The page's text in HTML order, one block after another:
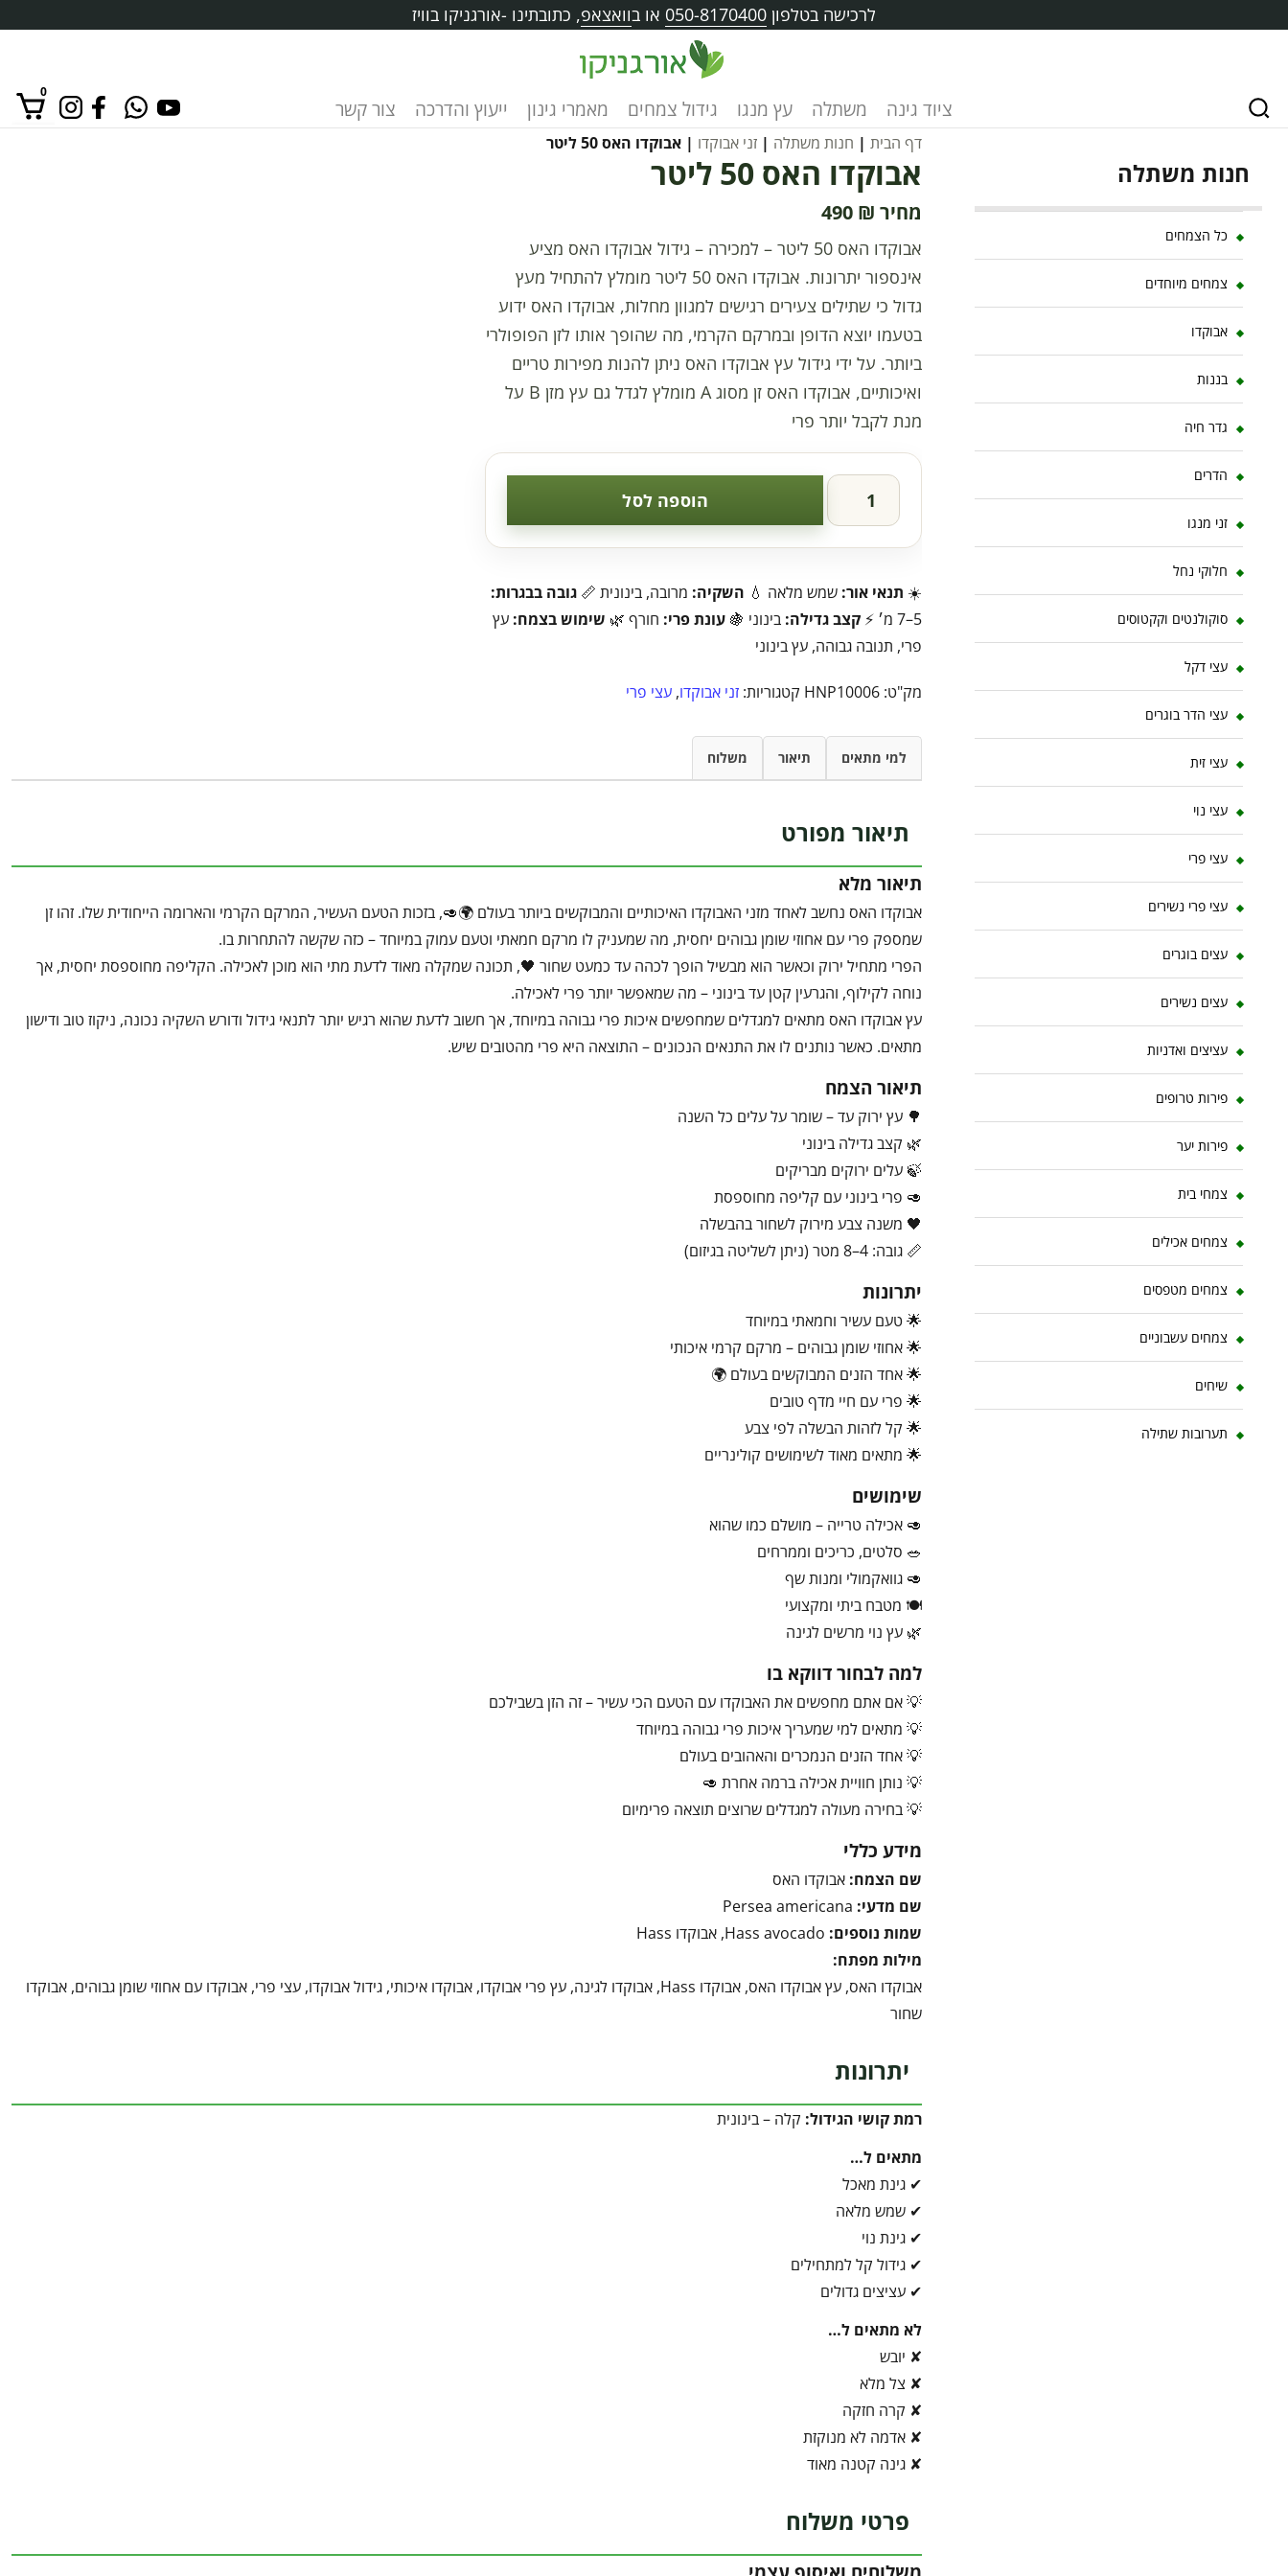
לרכישה בטלפון 050-8170400 או בוואצאפ, כתובתינו -אורגניקו בוויז
ציוד גינה משתלה עץ מנגו גידול צמחים מאמרי גינון ייעוץ והדרכה צור קשר
0
דף הבית| חנות משתלה | זני אבוקדו | אבוקדו האס 50 ליטר
אבוקדו האס 50 ליטר
490 ₪
אבוקדו האס 50 ליטר – למכירה – גידול אבוקדו האס מציע
אינספור יתרונות. אבוקדו האס 50 ליטר מומלץ להתחיל מעץ
גדול כי שתילים צעירים רגישים למגוון מחלות, אבוקדו האס ידוע
בטעמו יוצא הדופן ובמרקם הקרמי, מה שהופך אותו לזן הפופולרי
ביותר. על ידי גידול עץ אבוקדו האס ניתן להנות מפירות טריים
ואיכותיים, אבוקדו האס זן מסוג A מומלץ לגדל גם עץ מזן B על
מנת לקבל יותר פרי
הוספה לסל
☀️ תנאי אור: שמש מלאה 💧 השקיה: מרובה, בינונית 📏 גובה בבגרות:
5–7 מ׳ ⚡
קצב גדילה: בינוני 🍇 עונת פרי: חורף 🌿 שימוש בצמח: עץ
פרי, תנובה גבוהה, עץ בינוני
מק"ט: HNP10006 קטגוריות: זני אבוקדו, עצי פרי
למי מתאים תיאור משלוח
תיאור מפורט
תיאור מלא
אבוקדו האס נחשב לאחד מזני האבוקדו האיכותיים והמבוקשים ביותר בעולם 🌍🥑, בזכות הטעם העשיר, המרקם הקרמי והארומה הייחודית שלו. זהו זן
שמספק פרי עם אחוזי שומן גבוהים יחסית, מה שמעניק לו מרקם חמאתי וטעם עמוק במיוחד – כזה שקשה להתחרות בו.
הפרי מתחיל ירוק וכאשר הוא מבשיל הופך לכהה עד כמעט שחור 🖤, תכונה שמקלה מאוד לדעת מתי הוא מוכן לאכילה. הקליפה מחוספסת יחסית, אך
נוחה לקילוף, והגרעין קטן עד בינוני – מה שמאפשר יותר פרי לאכילה.
עץ אבוקדו האס מתאים למגדלים שמחפשים איכות פרי גבוהה במיוחד, אך חשוב לדעת שהוא רגיש יותר לתנאי גידול ודורש השקיה נכונה, ניקוז טוב ודישון
מתאים. כאשר נותנים לו את התנאים הנכונים – התוצאה היא פרי מהטובים שיש.
תיאור הצמח
🌳 עץ ירוק עד – שומר על עלים כל השנה
🌿 קצב גדילה בינוני
🍃 עלים ירוקים מבריקים
🥑 פרי בינוני עם קליפה מחוספסת
🖤 משנה צבע מירוק לשחור בהבשלה
📏 גובה: 4–8 מטר (ניתן לשליטה בגיזום)
יתרונות
🌟 טעם עשיר וחמאתי במיוחד
🌟 אחוזי שומן גבוהים – מרקם קרמי איכותי
🌟 אחד הזנים המבוקשים בעולם 🌍
🌟 פרי עם חיי מדף טובים
🌟 קל לזהות הבשלה לפי צבע
🌟 מתאים מאוד לשימושים קולינריים
שימושים
🥑 אכילה טרייה – מושלם כמו שהוא
🥗 סלטים, כריכים וממרחים
🥑 גוואקמולי ומנות שף
🍽️ מטבח ביתי ומקצועי
🌿 עץ נוי מרשים לגינה
למה לבחור דווקא בו
💡 אם אתם מחפשים את האבוקדו עם הטעם הכי עשיר – זה הזן בשבילכם
💡 מתאים למי שמעריך איכות פרי גבוהה במיוחד
💡 אחד הזנים הנמכרים והאהובים בעולם
💡 נותן חוויית אכילה ברמה אחרת 🥑
💡 בחירה מעולה למגדלים שרוצים תוצאה פרימיום
מידע כללי
שם הצמח: אבוקדו האס
שם מדעי:
שמות נוספים:
מילות מפתח:
אבוקדו האס, עץ אבוקדו האס, אבוקדו Hass, אבוקדו לגינה, עץ פרי אבוקדו, אבוקדו איכותי, גידול אבוקדו, עצי פרי, אבוקדו עם אחוזי שומן גבוהים, אבוקדו
שחור
יתרונות
רמת קושי הגידול: קלה – בינונית
מתאים ל…
✔ גינת מאכל
✔ שמש מלאה
✔ גינת נוי
✔ גידול קל למתחילים
✔ עציצים גדולים
לא מתאים ל…
✘ יובש
✘ צל מלא
✘ קרה חזקה
✘ אדמה לא מנוקזת
✘ גינה קטנה מאוד
פרטי משלוח
חנות משתלה
כל הצמחים
צמחים מיוחדים
אבוקדו
בננות
גדר חיה
הדרים
זני מנגו
חלוקי נחל
סוקולנטים וקקטוסים
עצי דקל
עצי הדר בוגרים
עצי זית
עצי נוי
עצי פרי
עצי פרי נשירים
עצים בוגרים
עצים נשירים
עציצים ואדניות
פירות טרופים
פירות יער
צמחי בית
צמחים אכילים
צמחים מטפסים
צמחים עשבוניים
שיחים
תערובות שתילה